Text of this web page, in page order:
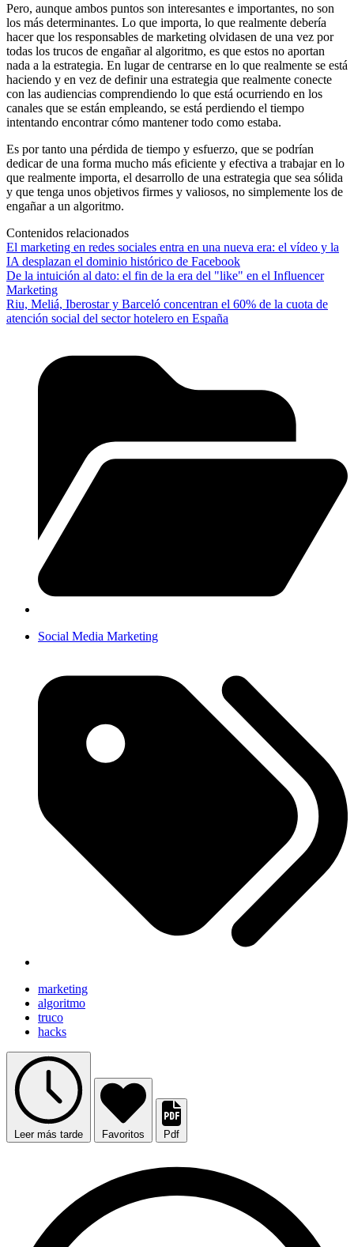
Pero, aunque ambos puntos son interesantes e importantes, no son
los más determinantes. Lo que importa, lo que realmente debería
hacer que los responsables de marketing olvidasen de una vez por
todas los trucos de engañar al algoritmo, es que estos no aportan
nada a la estrategia. En lugar de centrarse en lo que realmente se está
haciendo y en vez de definir una estrategia que realmente conecte
con las audiencias comprendiendo lo que está ocurriendo en los
canales que se están empleando, se está perdiendo el tiempo
intentando encontrar cómo mantener todo como estaba.
Es por tanto una pérdida de tiempo y esfuerzo, que se podrían
dedicar de una forma mucho más eficiente y efectiva a trabajar en lo
que realmente importa, el desarrollo de una estrategia que sea sólida
y que tenga unos objetivos firmes y valiosos, no simplemente los de
engañar a un algoritmo.
Contenidos relacionados
El marketing en redes sociales entra en una nueva era: el vídeo y la
IA desplazan el dominio histórico de Facebook
De la intuición al dato: el fin de la era del "like" en el Influencer
Marketing
Riu, Meliá, Iberostar y Barceló concentran el 60% de la cuota de
atención social del sector hotelero en España
Social Media Marketing
marketing
algoritmo
truco
hacks
Leer más tarde Favoritos Pdf